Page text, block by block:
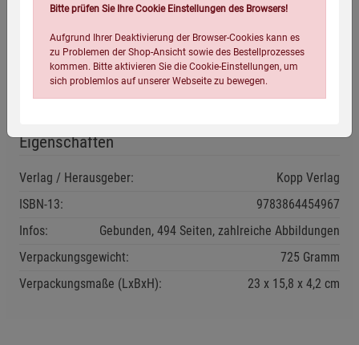
Gerry Docherty,ist ein ehemaliger Schulleiter. Er hat Bücher
zahlreiche Artikel über den Ersten Weltkrieg. Gemeinsam mit
Jim Ma...
Eigenschaften
Verlag / Herausgeber:
Kopp Verlag
ISBN-13:
9783864454967
Infos:
Gebunden, 494 Seiten, zahlreiche Abbildungen
Verpackungsgewicht:
725 Gramm
Verpackungsmaße (LxBxH):
23 15,8 4,2 cm
Bitte prüfen Sie Ihre Cookie Einstellungen des Browsers!
Aufgrund Ihrer Deaktivierung der Browser-Cookies kann es
zu Problemen der Shop-Ansicht sowie des Bestellprozesses
kommen. Bitte aktivieren Sie die Cookie-Einstellungen, um
sich problemlos auf unserer Webseite zu bewegen.
Einstellungen speichern für die GruppeEinstellungen speichern für die Gruppe
Einstellungen speichern für die Gruppe